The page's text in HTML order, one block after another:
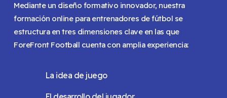
Mediante un diseño formativo innovador, nuestra
formación online para entrenadores de fútbol se
estructura en tres dimensiones clave en las que
ForeFront Football cuenta con amplia experiencia:
La idea de juego